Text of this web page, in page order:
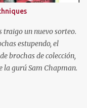
Soleil" de Garnier.
poco a poco fue
dejé de en...
traigo un nuevo sorteo.
estupendo, el
brochas de colección,
la gurú Sam Chapman.